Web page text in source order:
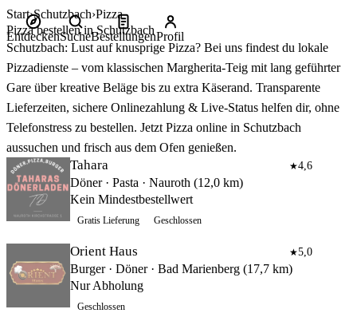
Start Schutzbach Pizza
Pizza bestellen in Schutzbach
Schutzbach: Lust auf knusprige Pizza? Bei uns findest du lokale
Pizzadienste – vom klassischen Margherita‑Teig mit lang geführter
Gare über kreative Beläge bis zu extra Käserand. Transparente
Lieferzeiten, sichere Onlinezahlung & Live‑Status helfen dir, ohne
Telefonstress zu bestellen. Jetzt Pizza online in Schutzbach
aussuchen und frisch aus dem Ofen genießen.
Tahara ★4,6
Döner · Pasta · Nauroth (12,0 km)
Kein Mindestbestellwert
Gratis Lieferung Geschlossen
Orient Haus ★5,0
Burger · Döner · Bad Marienberg (17,7 km)
Nur Abholung
Geschlossen
EntdeckenSucheBestellungenProfil